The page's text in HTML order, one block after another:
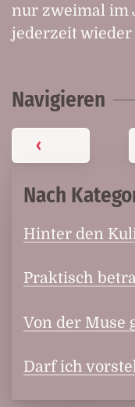
nur zweimal im
jederzeit wieder
Navigieren
‹
Nach
Hinter den
Praktisch
Von der Muse
Darf ich